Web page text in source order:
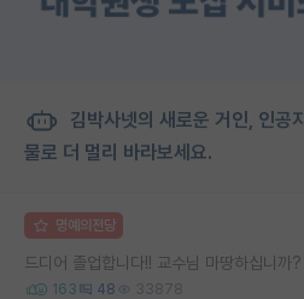
김박사넷의 새로운 거인, 인공
물로 더 멀리 바라보세요.
명예의전당
드디어 졸업합니다!! 교수님 마땅하십니까
163 48 33878